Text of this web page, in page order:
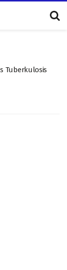
Tuberkulosis